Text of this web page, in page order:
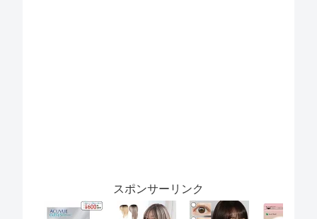
スポンサーリンク